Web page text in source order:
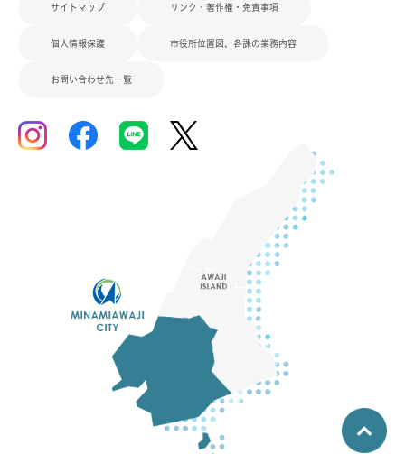
サイトマップ リンク・著作権・免責事項
個人情報保護 市役所位置図、各課の業務内容
お問い合わせ先一覧